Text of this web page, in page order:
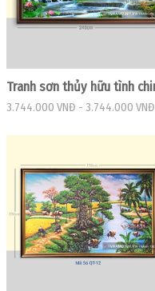
3.744.000 VNĐ - 3.744.000 VNĐ